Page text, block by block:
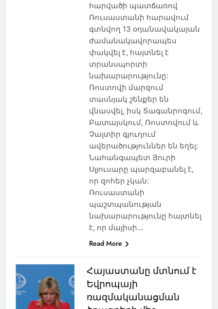
հարվածի պատճառով
Ռուսաստանի հարավում
գտնվող 13 օդանավակայան
ժամանակավորապես
փակվել է, հայտնել է
տրանսպորտի
նախարարությունը:
Ռոստովի մարզում
տասնյակ շենքեր են
վնասվել, իսկ Տագանրոգում,
Բատայսկում, Ռոստովում և
Չալտիր գյուղում
ավերածություններ են եղել:
Նահանգապետ Յուրի
Սլյուսարը պարզաբանել է,
որ զոհեր չկան:
Ռուսաստանի
պաշտպանության
նախարարությունը հայտնել
է, որ մայիսի…
Read More
Հայաստանը մտնում է
Եվրոպայի
ռազմականացման